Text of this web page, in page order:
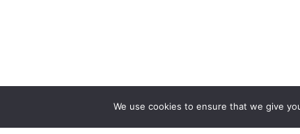
We use cookies to ensure that we give